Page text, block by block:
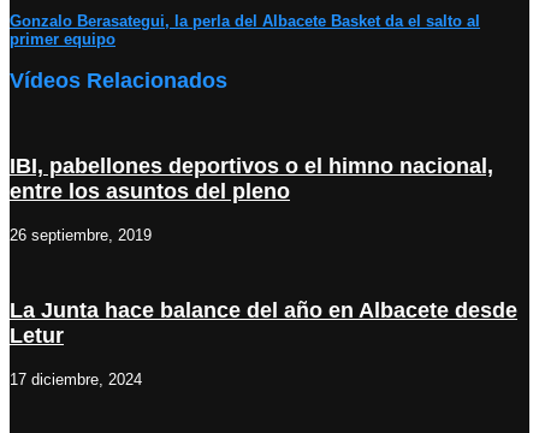
Gonzalo Berasategui, la perla del Albacete Basket da el salto al
primer equipo
Vídeos Relacionados
IBI, pabellones deportivos o el himno nacional,
entre los asuntos del pleno
26 septiembre, 2019
La Junta hace balance del año en Albacete desde
Letur
17 diciembre, 2024